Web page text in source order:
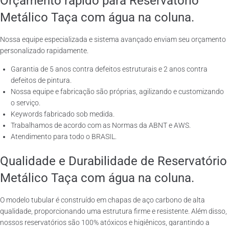
Metálico Taça com água na coluna.
Nossa equipe especializada e sistema avançado enviam seu orçamento
personalizado rapidamente.
Garantia de 5 anos contra defeitos estruturais e 2 anos contra
defeitos de pintura.
Nossa equipe e fabricação são próprias, agilizando e customizando
o serviço.
Keywords fabricado sob medida.
Trabalhamos de acordo com as Normas da ABNT e AWS.
Atendimento para todo o BRASIL.
Qualidade e Durabilidade de Reservatório
Metálico Taça com água na coluna.
O modelo tubular é construído em chapas de aço carbono de alta
qualidade, proporcionando uma estrutura firme e resistente. Além disso,
nossos reservatórios são 100% atóxicos e higiênicos, garantindo a